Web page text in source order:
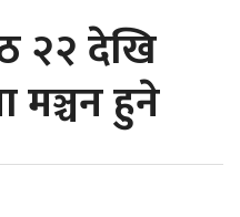
२२ देखि
मञ्चन हुने